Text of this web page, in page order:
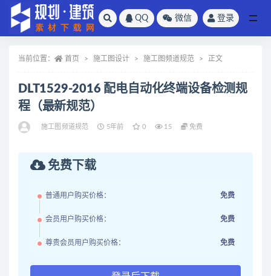
QQ 微信 登录
当前位置： 首页 施工图设计 施工图频道规范 正文
DLT1529-2016 配电自动化终端设备检测规
程（最新规范）
施工图频道规范 5年前 0 15 免费
免费下载
普通用户购买价格： 免费
会员用户购买价格： 免费
尊贵会员用户购买价格： 免费
全部